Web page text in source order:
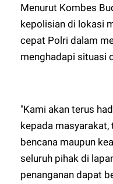
Menurut Kombes
kepolisian di lokasi
cepat Polri dalam
menghadapi situasi
"Kami akan terus
kepada
bencana maupun
seluruh pihak di
penanganan dapat